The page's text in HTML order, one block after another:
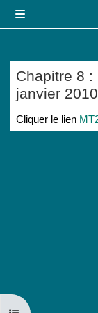
Chapitre 8
janvier
Conditions
Cliquer le lien